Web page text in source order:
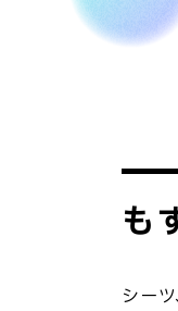
も
シー